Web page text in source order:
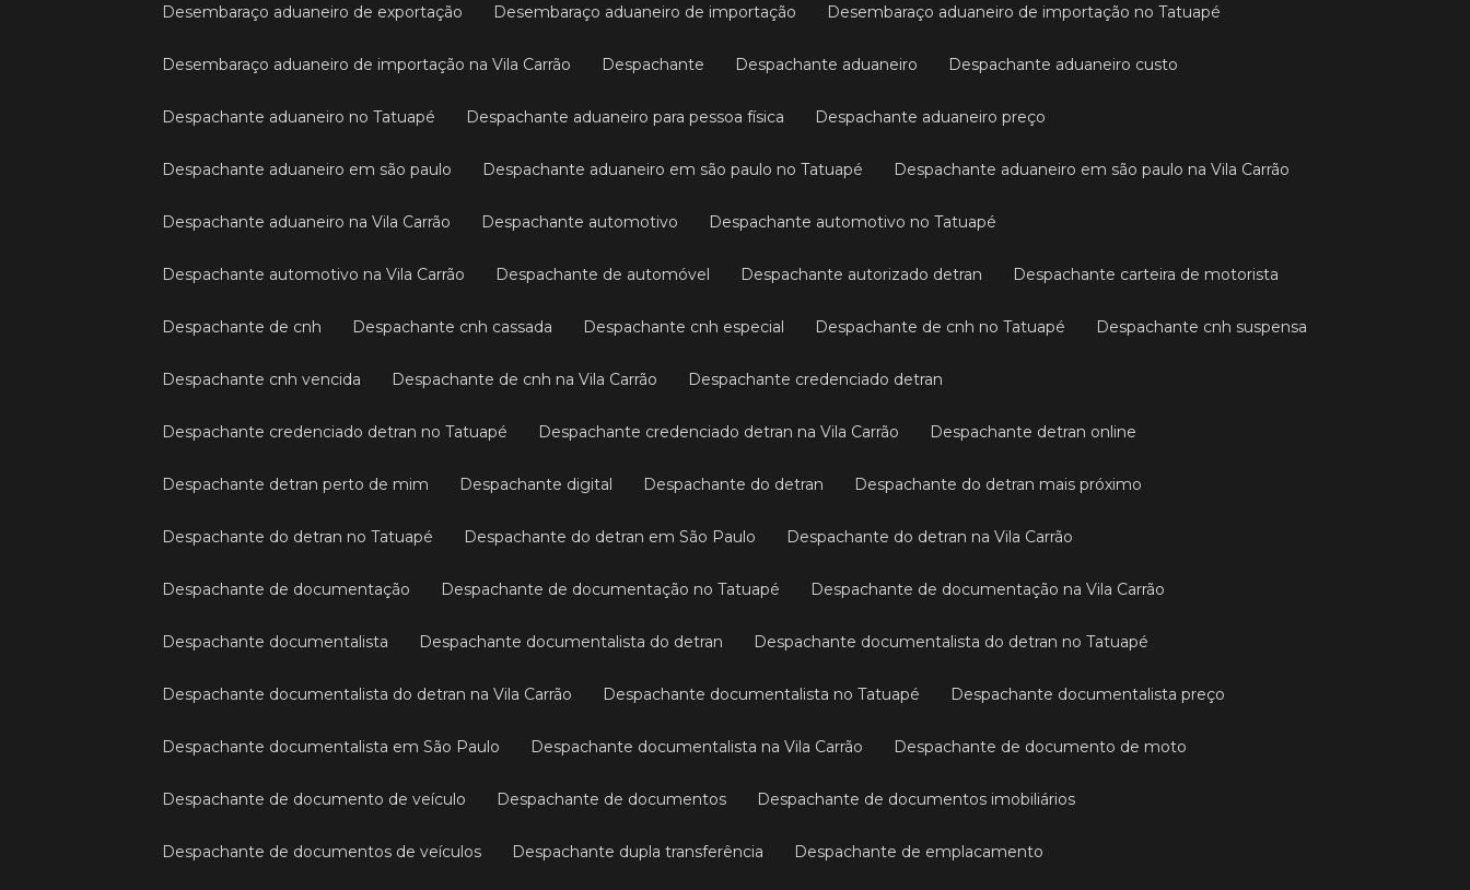
Desembaraço aduaneiro de exportação Desembaraço aduaneiro de importação Desembaraço aduaneiro de importação no Tatuapé
Desembaraço aduaneiro de importação na Vila Carrão Despachante Despachante aduaneiro Despachante aduaneiro custo
Despachante aduaneiro no Tatuapé Despachante aduaneiro para pessoa física Despachante aduaneiro preço
Despachante aduaneiro em são paulo Despachante aduaneiro em são paulo no Tatuapé Despachante aduaneiro em são paulo na Vila Carrão
Despachante aduaneiro na Vila Carrão Despachante automotivo Despachante automotivo no Tatuapé
Despachante automotivo na Vila Carrão Despachante de automóvel Despachante autorizado detran Despachante carteira de motorista
Despachante de cnh Despachante cnh cassada Despachante cnh especial Despachante de cnh no Tatuapé Despachante cnh suspensa
Despachante cnh vencida Despachante de cnh na Vila Carrão Despachante credenciado detran
Despachante credenciado detran no Tatuapé Despachante credenciado detran na Vila Carrão Despachante detran online
Despachante detran perto de mim Despachante digital Despachante do detran Despachante do detran mais próximo
Despachante do detran no Tatuapé Despachante do detran em São Paulo Despachante do detran na Vila Carrão
Despachante de documentação Despachante de documentação no Tatuapé Despachante de documentação na Vila Carrão
Despachante documentalista Despachante documentalista do detran Despachante documentalista do detran no Tatuapé
Despachante documentalista do detran na Vila Carrão Despachante documentalista no Tatuapé Despachante documentalista preço
Despachante documentalista em São Paulo Despachante documentalista na Vila Carrão Despachante de documento de moto
Despachante de documento de veículo Despachante de documentos Despachante de documentos imobiliários
Despachante de documentos de veículos Despachante dupla transferência Despachante de emplacamento